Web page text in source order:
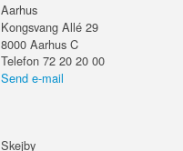
Aarhus
Kongsvang Allé 29
8000 Aarhus C
Telefon 72 20 20 00
Send e-mail
Skejby